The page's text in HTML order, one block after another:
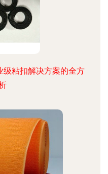
级粘扣解决方案的全方